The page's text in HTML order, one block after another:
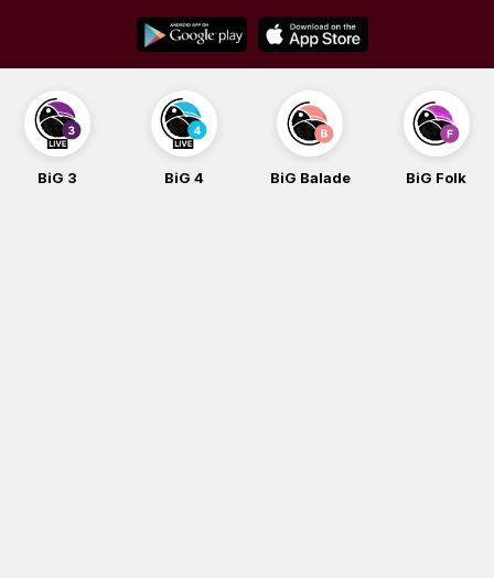
content
BiG 3 BiG 4 BiG Balade BiG Folk